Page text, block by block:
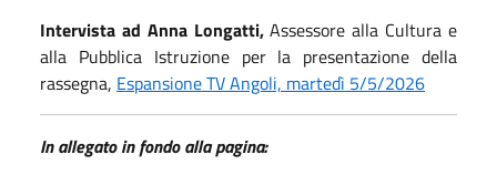
Intervista ad Anna Longatti,Assessore alla Cultura e
alla Pubblica Istruzione per la presentazione della
rassegna, Espansione TV Angoli, martedì 5/5/2026
In allegato in fondo alla pagina: